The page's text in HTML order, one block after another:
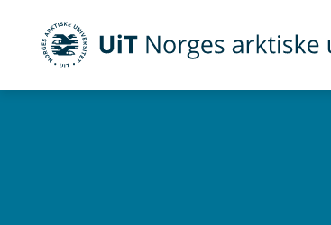
UiT Norges arktiske universitet